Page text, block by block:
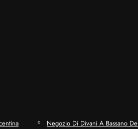
Negozio Di Divani A Bassano